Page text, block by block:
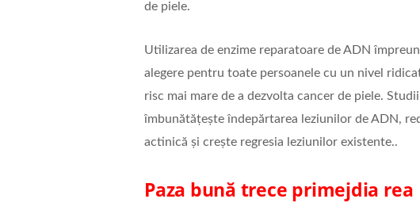
de piele.
Utilizarea de enzime reparatoare de ADN
alegere pentru toate persoanele cu un nivel
risc mai mare de a dezvolta cancer de piele.
îmbunătățește îndepărtarea leziunilor de ADN,
actinică și crește regresia leziunilor existente..
Paza bună trece primejdia rea